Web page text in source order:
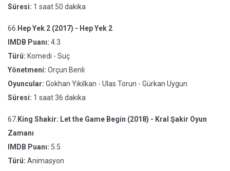
Süresi: 1 saat 50 dakika
66. Hep Yek 2 (2017) - Hep Yek 2
IMDB Puanı: 4.3
Türü: Komedi - Suç
Yönetmeni: Orçun Benli
Oyuncular: Gokhan Yikilkan - Ulas Torun - Gürkan Uygun
Süresi: 1 saat 36 dakika
67. King Shakir: Let the Game Begin (2018) - Kral Şakir Oyun
Zamanı
IMDB Puanı: 5.5
Türü: Animasyon